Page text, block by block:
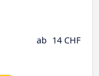
ab 14 CHF